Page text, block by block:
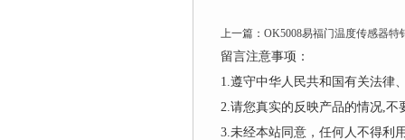
上一篇： OK5008易福门温度传感器特
留言注意事项：
1.遵守中华人民共和国有关法律
2.请您真实的反映产品的情况,
3.未经本站同意，任何人不得利